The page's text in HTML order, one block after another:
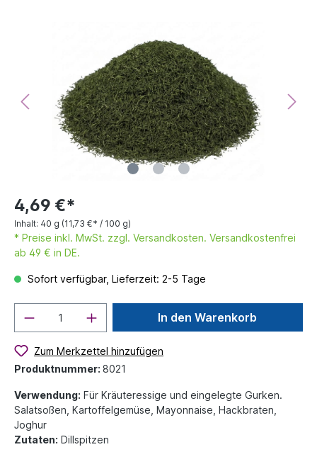
4,69 €*
Inhalt: 40 g (11,73 €* / 100 g)
* Preise inkl. MwSt. zzgl. Versandkosten. Versandkostenfrei
ab 49 € in DE.
Sofort verfügbar, Lieferzeit: 2-5 Tage
In den Warenkorb
Zum Merkzettel hinzufügen
Produktnummer: 8021
Verwendung: Für Kräuteressige und eingelegte Gurken.
Salatsoßen, Kartoffelgemüse, Mayonnaise, Hackbraten,
Joghur
Zutaten: Dillspitzen